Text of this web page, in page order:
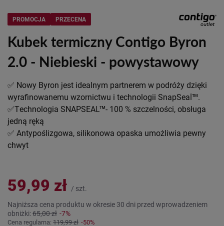
PROMOCJA PRZECENA
Kubek termiczny Contigo Byron
2.0 - Niebieski - powystawowy
✅ Nowy Byron jest idealnym partnerem w podróży dzięki
wyrafinowanemu wzornictwu i technologii SnapSeal™.
✅Technologia SNAPSEAL™- 100 % szczelności, obsługa
jedną ręką
✅ Antypoślizgowa, silikonowa opaska umożliwia pewny
chwyt
59,99 zł / szt.
Najniższa cena produktu w okresie 30 dni przed wprowadzeniem
obniżki:65,00 zł -7%
Cena regularna: 119,99 zł -50%